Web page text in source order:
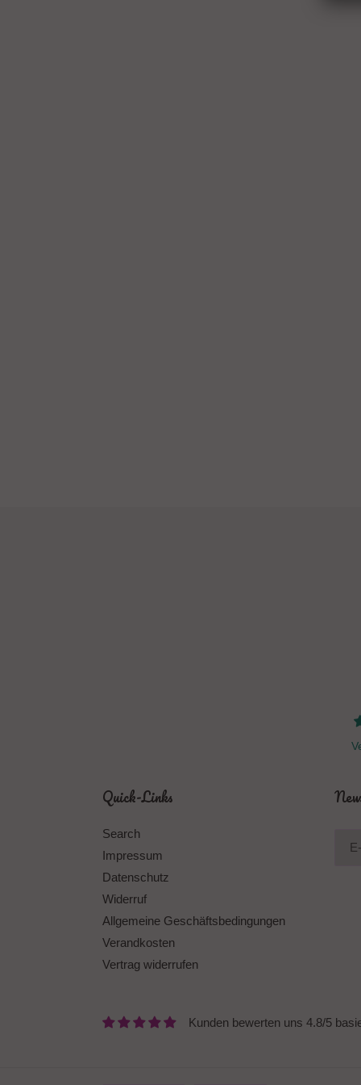
Quick-Links
Search
Impressum
Datenschutz
Widerruf
Allgemeine Geschäftsbedingungen
Verandkosten
Vertrag widerrufen
Kunden bewerten uns 4.8/5